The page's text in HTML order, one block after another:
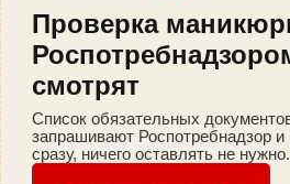
Проверка
смотрят
Список обязательных
запрашивают Роспотребнадзор
сразу, ничего оставлять не нужно.